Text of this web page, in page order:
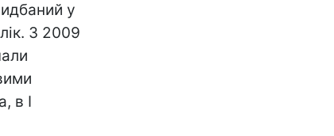
у
З 2009
в I